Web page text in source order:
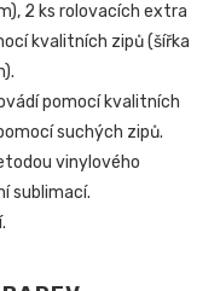
2 ks rolovacích extra
kvalitních zipů (šířka
pomocí kvalitních
suchých zipů.
vinylového
sublimací.